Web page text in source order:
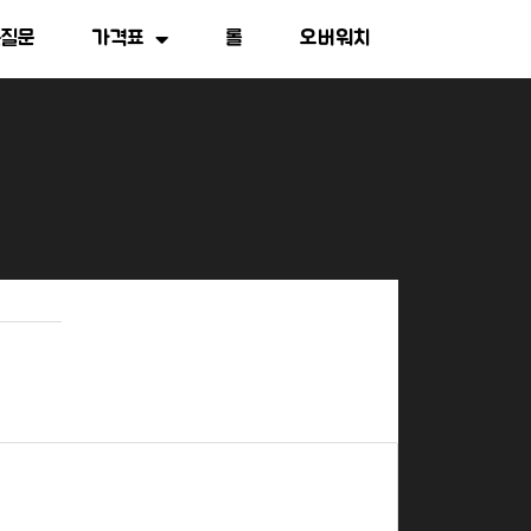
문 가격표 롤 오버워치